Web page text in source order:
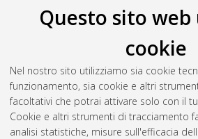
Questo sito web
cookie
Nel nostro sito utilizziamo sia cookie
funzionamento, sia cookie e altri
facoltativi che potrai attivare solo con il
Cookie e altri strumenti di tracciamento
analisi statistiche, misure sull'efficacia
Hamon, Yannick(2013)ICT for
the example of the SSLMIT (University
[Dissertation thesis], Alma Mater
Bologna. Dottorato di ricerca in
interculturalità, 25 Ciclo. DOI
10.6092/unibo/amsdottorato/6006.
Questa lista e' stata generata il